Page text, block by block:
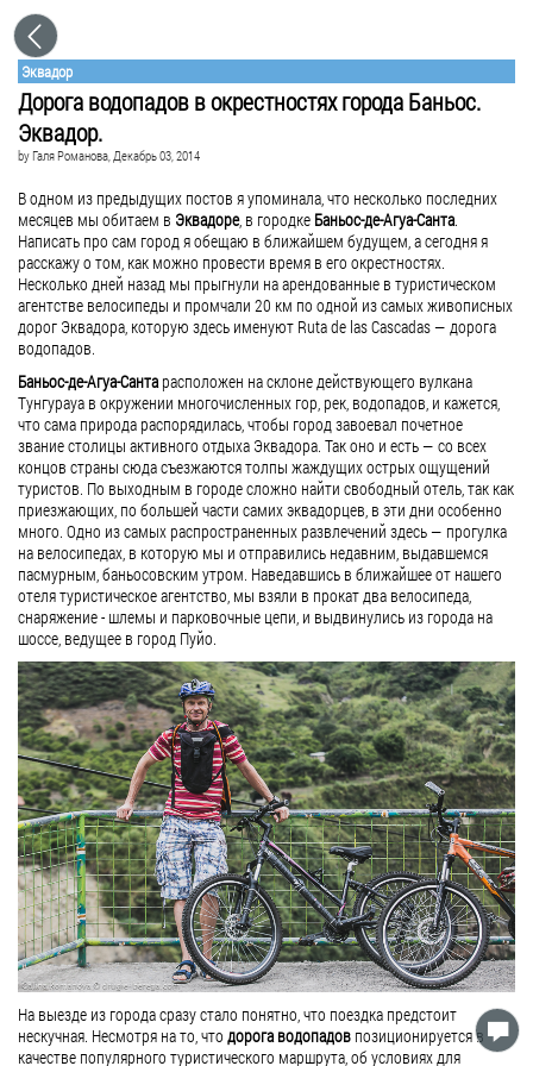
Эквадор
Дорога водопадов в окрестностях города Баньос.
Эквадор.
byГаля Романова, Декабрь 03, 2014
В одном из предыдущих постов я упоминала, что несколько последних
месяцев мы обитаем в Эквадоре, в городке Баньос-де-Агуа-Санта.
Написать про сам город я обещаю в ближайшем будущем, а сегодня я
расскажу о том, как можно провести время в его окрестностях.
Несколько дней назад мы прыгнули на арендованные в туристическом
агентстве велосипеды и промчали 20 км по одной из самых живописных
дорог Эквадора, которую здесь именуют Ruta de las Cascadas — дорога
водопадов.
Баньос-де-Агуа-Сантарасположен на склоне действующего вулкана
Тунгурауа в окружении многочисленных гор, рек, водопадов, и кажется,
что сама природа распорядилась, чтобы город завоевал почетное
звание столицы активного отдыха Эквадора. Так оно и есть — со всех
концов страны сюда съезжаются толпы жаждущих острых ощущений
туристов. По выходным в городе сложно найти свободный отель, так как
приезжающих, по большей части самих эквадорцев, в эти дни особенно
много. Одно из самых распространенных развлечений здесь — прогулка
на велосипедах, в которую мы и отправились недавним, выдавшемся
пасмурным, баньосовским утром. Наведавшись в ближайшее от нашего
отеля туристическое агентство, мы взяли в прокат два велосипеда,
снаряжение - шлемы и парковочные цепи, и выдвинулись из города на
шоссе, ведущее в город Пуйо.
На выезде из города сразу стало понятно, что поездка предстоит
нескучная. Несмотря на то, что дорога водопадов позиционируется в
качестве популярного туристического маршрута, об условиях для